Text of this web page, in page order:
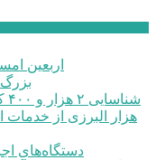
اربعین
شناسایی ۲ هزار و ۴۰۰ کودک دارای اختلالات بینایی در البرز
دستگاه‌های